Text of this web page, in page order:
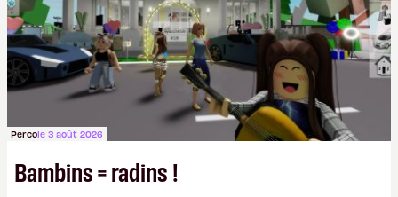
Percole 3 août 2026
Bambins = radins !